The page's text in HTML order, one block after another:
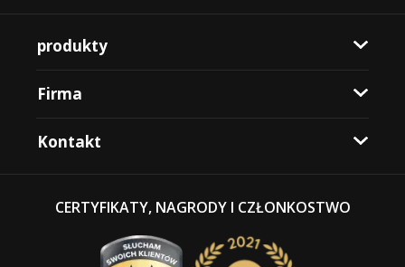
produkty
Firma
Kontakt
CERTYFIKATY, NAGRODY I CZŁONKOSTWO